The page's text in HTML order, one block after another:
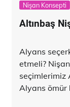
Nişan Konsepti
Altınbaş
Alyans
etmeli?
seçimlerimiz
Alyans ömür